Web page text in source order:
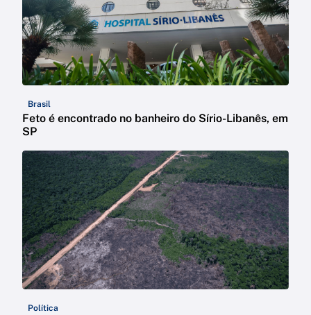
Brasil
Feto é encontrado no banheiro do Sírio-Libanês, em
SP
Política